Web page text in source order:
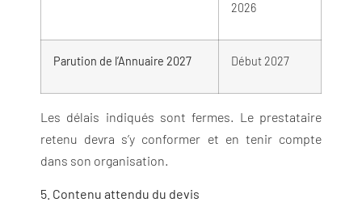
2026
Parution de l’Annuaire 2027 Début 2027
Les délais indiqués sont fermes. Le prestataire
retenu devra s’y conformer et en tenir compte
dans son organisation.
5. Contenu attendu du devis